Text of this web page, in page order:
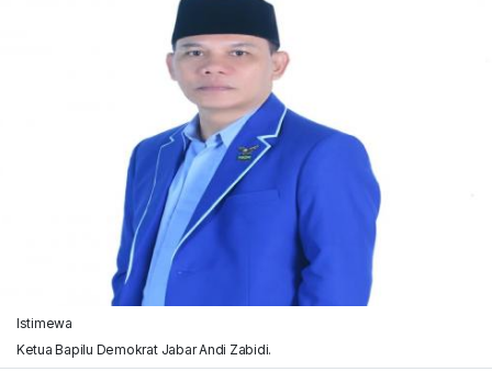
Istimewa
Ketua Bapilu Demokrat Jabar Andi Zabidi.